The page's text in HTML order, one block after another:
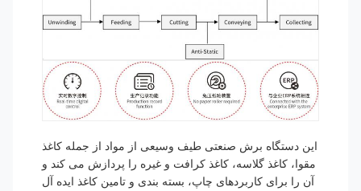
این دستگاه برش صنعتی طیف وسیعی از مواد از جمله کاغذ
مقوا، کاغذ گلاسه، کاغذ کرافت و غیره را پردازش می کند و
آن را برای کاربردهای چاپ، بسته بندی و تامین کاغذ ایده آل